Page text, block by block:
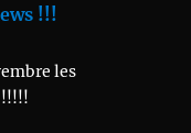
!!!
les